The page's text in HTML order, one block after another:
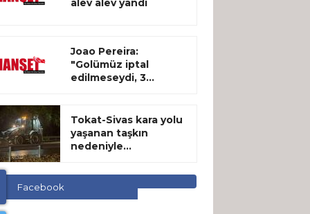
alev alev yandı
Joao Pereira:
"Golümüz iptal
edilmeseydi, 3...
Tokat-Sivas kara yolu
yaşanan taşkın
nedeniyle...
Facebook